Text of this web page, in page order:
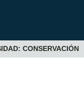
CONSERVACIÓN